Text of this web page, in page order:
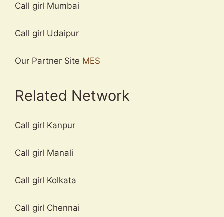
Call girl Mumbai
Call girl Udaipur
Our Partner Site MES
Related Network
Call girl Kanpur
Call girl Manali
Call girl Kolkata
Call girl Chennai